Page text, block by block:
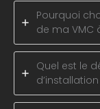
Pourquoi
de ma VMC
Quel est le